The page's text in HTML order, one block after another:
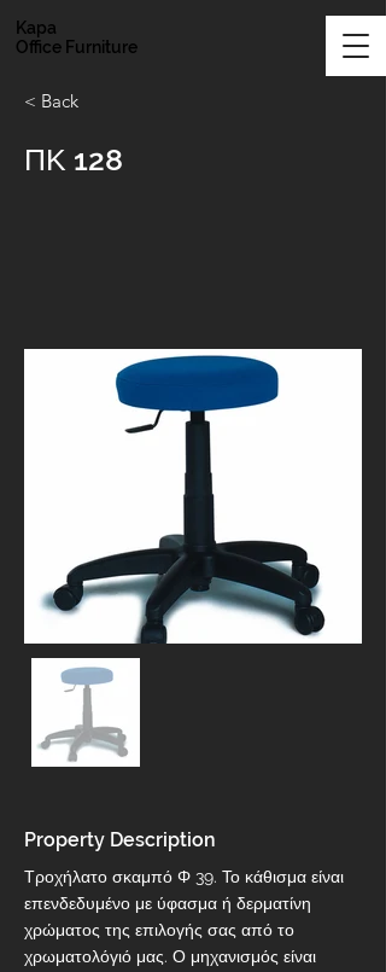
Kapa
Office Furniture
< Back
ΠΚ 128
Property Description
Τροχήλατο σκαμπό Φ 39. Το κάθισμα είναι
επενδεδυμένο με ύφασμα ή δερματίνη
χρώματος της επιλογής σας από το
χρωματολόγιό μας. Ο μηχανισμός είναι